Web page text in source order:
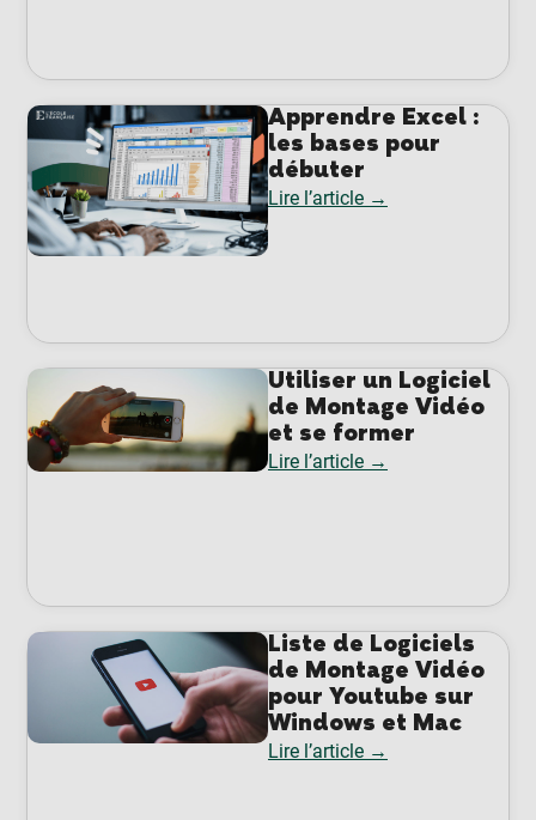
Apprendre Excel :
les bases pour
débuter
Lire l’article →
Utiliser un Logiciel
de Montage Vidéo
et se former
Lire l’article →
Liste de Logiciels
de Montage Vidéo
pour Youtube sur
Windows et Mac
Lire l’article →